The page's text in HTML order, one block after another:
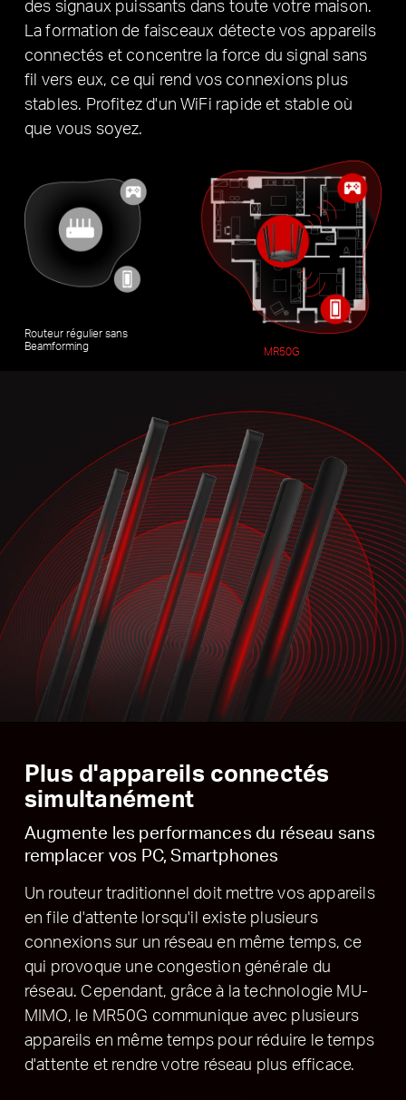
des signaux puissants dans toute votre maison.
La formation de faisceaux détecte vos appareils
connectés et concentre la force du signal sans
fil vers eux, ce qui rend vos connexions plus
stables. Profitez d'un WiFi rapide et stable où
que vous soyez.
Routeur régulier sans
Beamforming
MR50G
Plus d'appareils connectés
simultanément
Augmente les performances du réseau sans
remplacer vos PC, Smartphones
Un routeur traditionnel doit mettre vos appareils
en file d'attente lorsqu'il existe plusieurs
connexions sur un réseau en même temps, ce
qui provoque une congestion générale du
réseau. Cependant, grâce à la technologie MU-
MIMO, le MR50G communique avec plusieurs
appareils en même temps pour réduire le temps
d'attente et rendre votre réseau plus efficace.